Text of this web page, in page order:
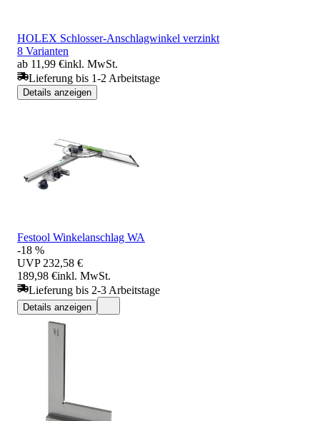
HOLEX Schlosser-Anschlagwinkel verzinkt
8 Varianten
ab 11,99 €inkl. MwSt.
Lieferung bis 1-2 Arbeitstage
Details anzeigen
Festool Winkelanschlag WA
-18 %
UVP 232,58 €
189,98 €inkl. MwSt.
Lieferung bis 2-3 Arbeitstage
Details anzeigen